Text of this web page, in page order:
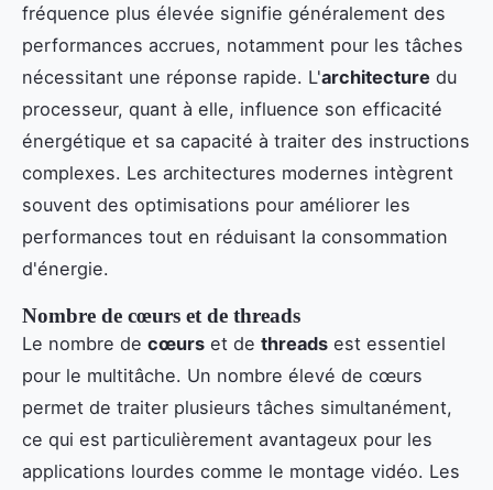
fréquence plus élevée signifie généralement des
performances accrues, notamment pour les tâches
nécessitant une réponse rapide. L'architecture du
processeur, quant à elle, influence son efficacité
énergétique et sa capacité à traiter des instructions
complexes. Les architectures modernes intègrent
souvent des optimisations pour améliorer les
performances tout en réduisant la consommation
d'énergie.
Nombre de cœurs et de threads
Le nombre de cœurs et de threads est essentiel
pour le multitâche. Un nombre élevé de cœurs
permet de traiter plusieurs tâches simultanément,
ce qui est particulièrement avantageux pour les
applications lourdes comme le montage vidéo. Les